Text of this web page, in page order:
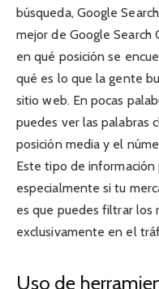
búsqueda, Google
mejor de Google Search
en qué posición se
qué es lo que la gente
sitio web. En pocas
puedes ver las palabras
posición media y el
Este tipo de
especialmente si tu
es que puedes filtrar los
exclusivamente en el
Uso de